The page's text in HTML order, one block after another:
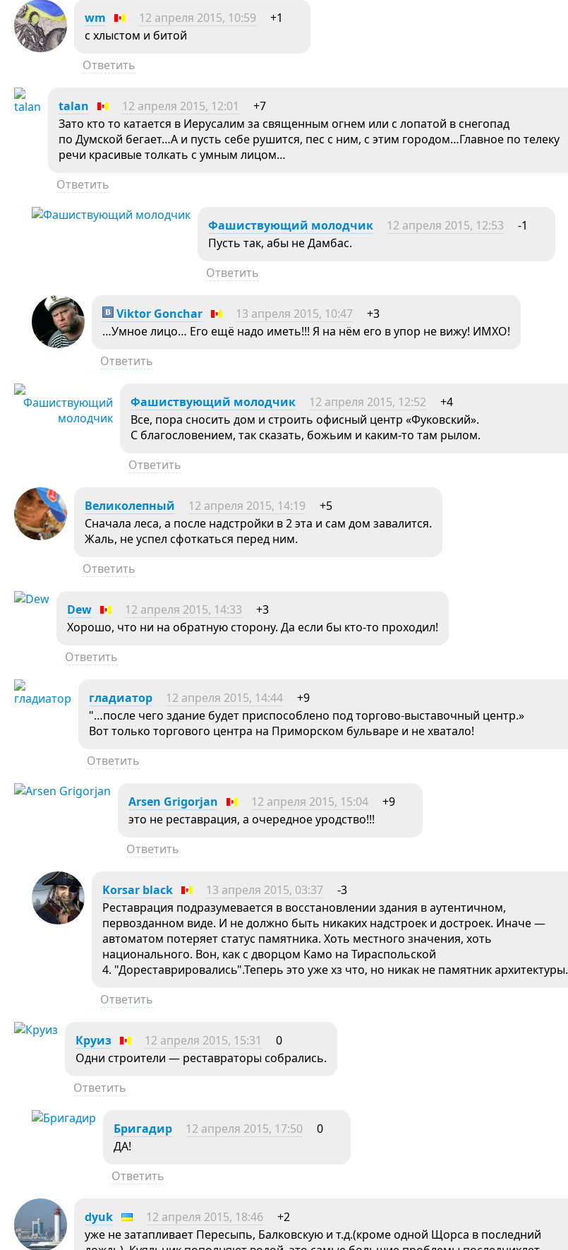
wm 12 апреля 2015, 10:59
+1
с хлыстом и битой
Ответить
talan 12 апреля 2015, 12:01
+7
Зато кто то катается в Иерусалим за священным огнем или с лопатой в снегопад
по Думской бегает…А и пусть себе рушится, пес с ним, с этим городом…Главное по телеку
речи красивые толкать с умным лицом…
Ответить
Фашиствующий молодчик 12 апреля 2015, 12:53
-1
Пусть так, абы не Дамбас.
Ответить
Viktor Gonchar 13 апреля 2015, 10:47
+3
…Умное лицо… Его ещё надо иметь!!! Я на нём его в упор не вижу! ИМХО!
Ответить
Фашиствующий молодчик 12 апреля 2015, 12:52
+4
Все, пора сносить дом и строить офисный центр «Фуковский».
С благословением, так сказать, божьим и каким-то там рылом.
Ответить
Великолепный 12 апреля 2015, 14:19
+5
Сначала леса, а после надстройки в 2 эта и сам дом завалится.
Жаль, не успел сфоткаться перед ним.
Ответить
Dew 12 апреля 2015, 14:33
+3
Хорошо, что ни на обратную сторону. Да если бы кто-то проходил!
Ответить
гладиатор 12 апреля 2015, 14:44
+9
"…после чего здание будет приспособлено под торгово-выставочный центр.»
Вот только торгового центра на Приморском бульваре и не хватало!
Ответить
Arsen Grigorjan 12 апреля 2015, 15:04
+9
это не реставрация, а очередное уродство!!!
Ответить
Korsar black 13 апреля 2015, 03:37
-3
Реставрация подразумевается в восстановлении здания в аутентичном,
первозданном виде. И не должно быть никаких надстроек и достроек. Иначе —
автоматом потеряет статус памятника. Хоть местного значения, хоть
национального. Вон, как с дворцом Камо на Тираспольской
4. "Дореставрировались".Теперь это уже хз что, но никак не памятник архитектуры.
Ответить
Круиз 12 апреля 2015, 15:31
0
Одни строители — реставраторы собрались.
Ответить
Бригадир 12 апреля 2015, 17:50
0
ДА!
Ответить
dyuk 12 апреля 2015, 18:46
+2
уже не затапливает Пересыпь, Балковскую и т.д.(кроме одной Щорса в последний